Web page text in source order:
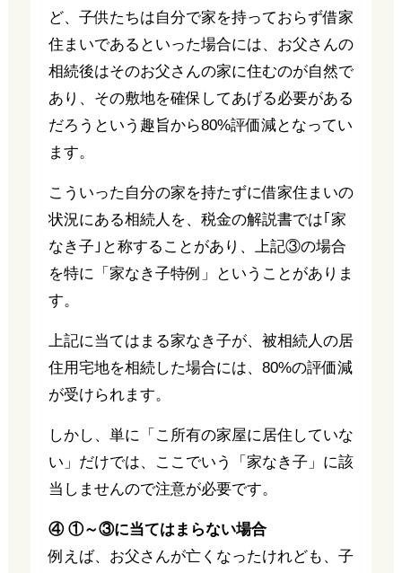
ど、子供たちは自分で家を持っておらず借家
住まいであるといった場合には、お父さんの
相続後はそのお父さんの家に住むのが自然で
あり、その敷地を確保してあげる必要がある
だろうという趣旨から80%評価減となってい
ます。
こういった自分の家を持たずに借家住まいの
状況にある相続人を、税金の解説書では｢家
なき子｣と称することがあり、上記③の場合
を特に「家なき子特例」ということがありま
す。
上記に当てはまる家なき子が、被相続人の居
住用宅地を相続した場合には、80%の評価減
が受けられます。
しかし、単に「こ所有の家屋に居住していな
い」だけでは、ここでいう「家なき子」に該
当しませんので注意が必要です。
④ ①～③に当てはまらない場合
例えば、お父さんが亡くなったけれども、子